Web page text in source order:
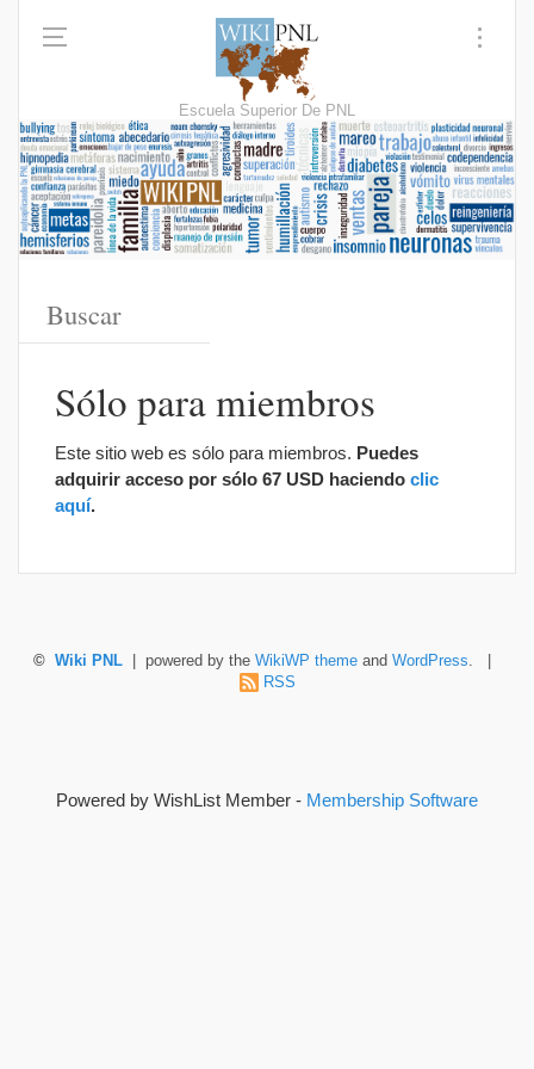
Escuela Superior De PNL
Sólo para miembros
Este sitio web es sólo para miembros. Puedes
adquirir acceso por sólo 67 USD haciendo clic
aquí.
© Wiki PNL | powered by the WikiWP theme and WordPress. |
RSS
Powered by WishList Member - Membership Software